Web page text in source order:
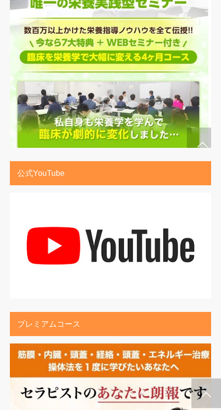
公式YouTube
プレミアムコース
施術メルマガ 公式LINE @ 公式YouTube インスタグラム 代表プロフィー
ル
セミナー案内